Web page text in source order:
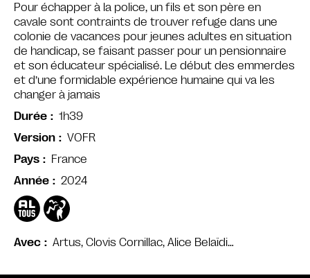
Avec Artus, Clovis Cornillac, Alice Belaïdi…
Pour échapper à la police, un fils et son père en
cavale sont contraints de trouver refuge dans une
colonie de vacances pour jeunes adultes en situation
de handicap, se faisant passer pour un pensionnaire
et son éducateur spécialisé. Le début des emmerdes
et d’une formidable expérience humaine qui va les
changer à jamais
Durée
1h39
Version
VOFR
Pays
France
Année
2024